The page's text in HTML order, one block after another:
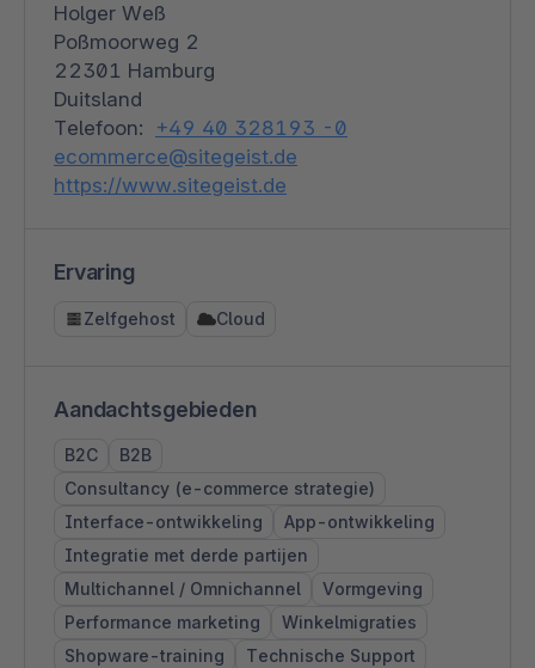
Holger Weß
Poßmoorweg 2
22301 Hamburg
Duitsland
Telefoon: +49 40 328193 -0
ecommerce@sitegeist.de
https://www.sitegeist.de
Ervaring
Zelfgehost Cloud
Aandachtsgebieden
B2C
B2B
Consultancy (e-commerce strategie)
Interface-ontwikkeling
App-ontwikkeling
Integratie met derde partijen
Multichannel / Omnichannel
Vormgeving
Performance marketing
Winkelmigraties
Shopware-training
Technische Support